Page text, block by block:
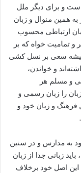
و برای دیگر ملل
همین منوال و زبان
ارتباطی محسوب
و تمامیت خواه كه‌ بر
سعی بر نسل كشی
و خواندن،
و مسلم هر
را زبان رسمی و
فرهنگ و زبان خود و
به‌ مدارس و در سنین
باید زبانی جدا از زبان
این اصل خود برخلاف